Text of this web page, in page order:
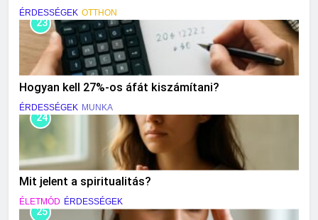
ÉRDESSÉGEK OTTHON
23
Hogyan kell 27%-os áfát kiszámítani?
ÉRDESSÉGEK MUNKA
24
Mit jelent a spiritualitás?
ÉLETMÓD ÉRDESSÉGEK
25